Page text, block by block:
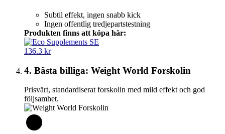
Subtil effekt, ingen snabb kick
Ingen offentlig tredjepartstestning
Produkten finns att köpa här:
136.3 kr
4. Bästa billiga: Weight World Forskolin
Prisvärt, standardiserat forskolin med mild effekt och god
följsamhet.